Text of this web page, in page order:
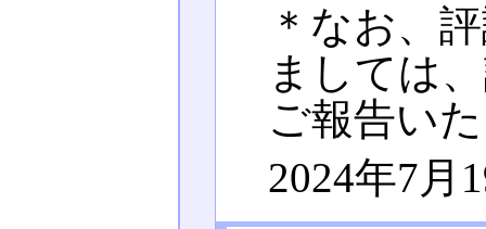
＊なお、
ましては
ご報告い
2024年7月